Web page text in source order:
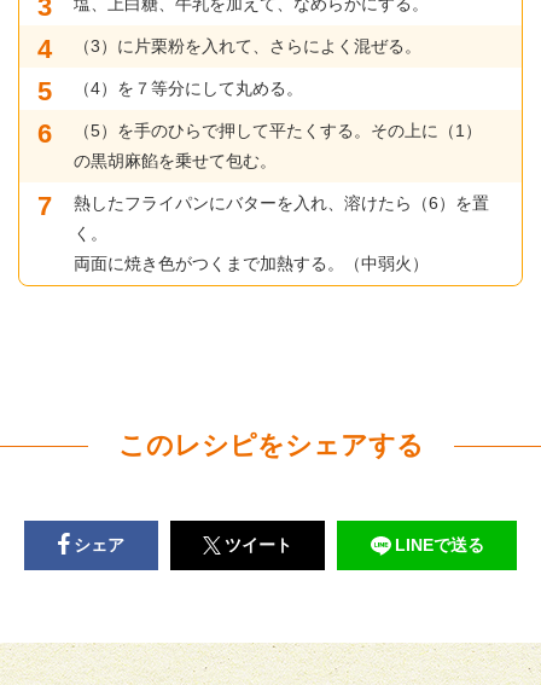
（3）に片栗粉を入れて、さらによく混ぜる。
（4）を７等分にして丸める。
（5）を手のひらで押して平たくする。その上に（1）
の黒胡麻餡を乗せて包む。
熱したフライパンにバターを入れ、溶けたら（6）を置
く。
両面に焼き色がつくまで加熱する。（中弱火）
このレシピをシェアする
シェア ツイート LINEで送る